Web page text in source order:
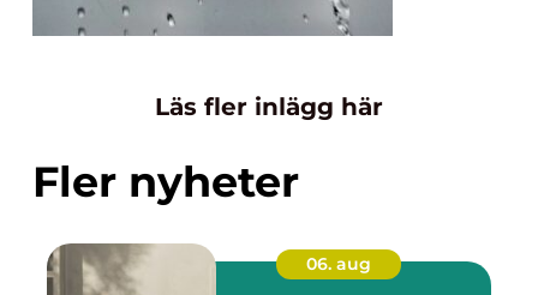
Läs fler inlägg här
Fler nyheter
06. aug